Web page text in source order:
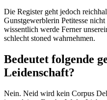
Die Register geht jedoch
Gunstgewerblerin Petitesse
wissentlich werde Ferner
schlecht stoned wahrnehmen.
Bedeutet folgende
Leidenschaft?
Nein. Neid wird kein Corpus